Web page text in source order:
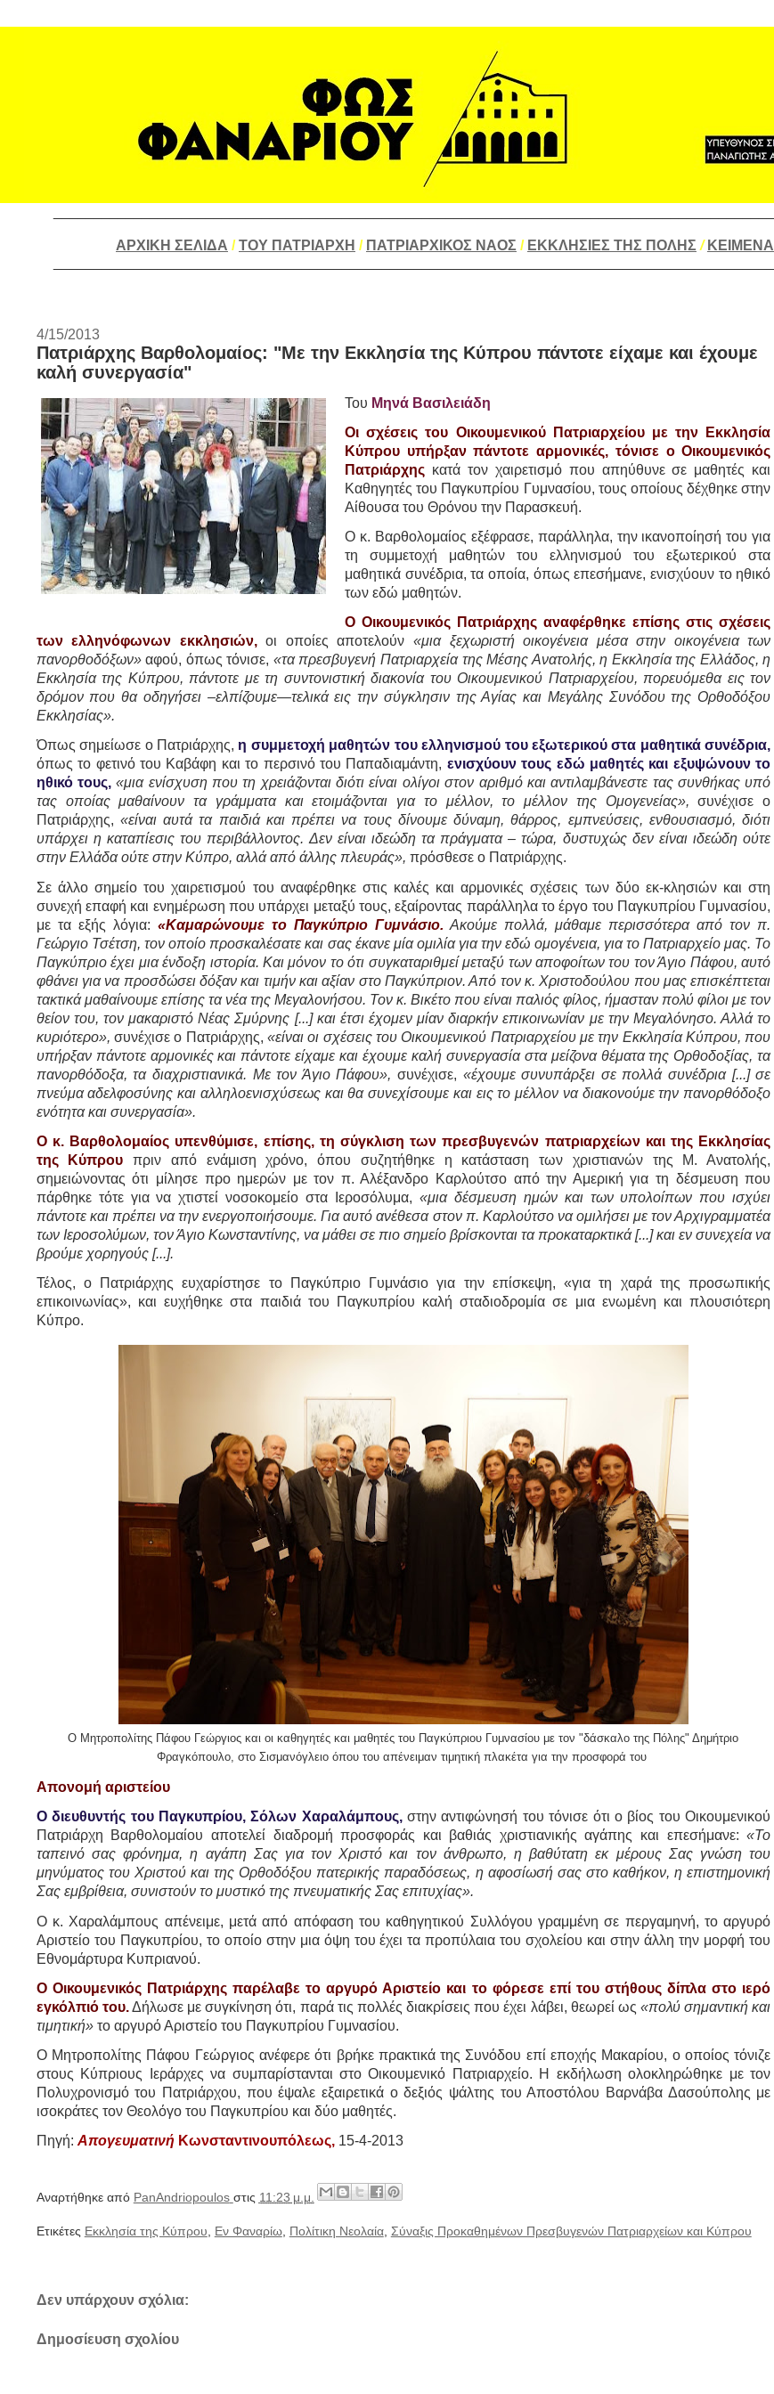
ΑΡΧΙΚΗ ΣΕΛΙΔΑ /ΤΟΥ ΠΑΤΡΙΑΡΧΗ / ΠΑΤΡΙΑΡΧΙΚΟΣ ΝΑΟΣ / ΕΚΚΛΗΣΙΕΣ ΤΗΣ ΠΟΛΗΣ /ΚΕΙΜΕΝΑ
4/15/2013
Πατριάρχης Βαρθολομαίος: "Με την Εκκλησία της Κύπρου πάντοτε είχαμε και έχουμε
καλή συνεργασία"
Του Μηνά Βασιλειάδη
Οι σχέσεις του Οικουμενικού Πατριαρχείου με την Εκκλησία
Κύπρου υπήρξαν πάντοτε αρμονικές, τόνισε ο Οικουμενικός
Πατριάρχης κατά τον χαιρετισμό που απηύθυνε σε μαθητές και
Καθηγητές του Παγκυπρίου Γυμνασίου, τους οποίους δέχθηκε στην
Αίθουσα του Θρόνου την Παρασκευή.
Ο κ. Βαρθολομαίος εξέφρασε, παράλληλα, την ικανοποίησή του για
τη συμμετοχή μαθητών του ελληνισμού του εξωτερικού στα
μαθητικά συνέδρια, τα οποία, όπως επεσήμανε, ενισχύουν το ηθικό
των εδώ μαθητών.
Ο Οικουμενικός Πατριάρχης αναφέρθηκε επίσης στις σχέσεις
των ελληνόφωνων εκκλησιών,οι οποίες αποτελούν «μια ξεχωριστή οικογένεια μέσα στην οικογένεια των
πανορθοδόξων»αφού, όπως τόνισε, «τα πρεσβυγενή Πατριαρχεία της Μέσης Ανατολής, η Εκκλησία της Ελλάδος, η
Εκκλησία της Κύπρου, πάντοτε με τη συντονιστική διακονία του Οικουμενικού Πατριαρχείου, πορευόμεθα εις τον
δρόμον που θα οδηγήσει –ελπίζουμε—τελικά εις την σύγκλησιν της Αγίας και Μεγάλης Συνόδου της Ορθοδόξου
Εκκλησίας».
Όπως σημείωσε ο Πατριάρχης, η συμμετοχή μαθητών του ελληνισμού του εξωτερικού στα μαθητικά συνέδρια,
όπως το φετινό του Καβάφη και το περσινό του Παπαδιαμάντη, ενισχύουν τους εδώ μαθητές και εξυψώνουν το
ηθικό τους,«μια ενίσχυση που τη χρειάζονται διότι είναι ολίγοι στον αριθμό και αντιλαμβάνεστε τας συνθήκας υπό
τας οποίας μαθαίνουν τα γράμματα και ετοιμάζονται για το μέλλον, το μέλλον της Ομογενείας», συνέχισε ο
Πατριάρχης, «είναι αυτά τα παιδιά και πρέπει να τους δίνουμε δύναμη, θάρρος, εμπνεύσεις, ενθουσιασμό, διότι
υπάρχει η καταπίεσις του περιβάλλοντος. Δεν είναι ιδεώδη τα πράγματα – τώρα, δυστυχώς δεν είναι ιδεώδη ούτε
στην Ελλάδα ούτε στην Κύπρο, αλλά από άλλης πλευράς», πρόσθεσε ο Πατριάρχης.
Σε άλλο σημείο του χαιρετισμού του αναφέρθηκε στις καλές και αρμονικές σχέσεις των δύο εκ-κλησιών και στη
συνεχή επαφή και ενημέρωση που υπάρχει μεταξύ τους, εξαίροντας παράλληλα το έργο του Παγκυπρίου Γυμνασίου,
με τα εξής λόγια: «Καμαρώνουμε το Παγκύπριο Γυμνάσιο.
Ακούμε πολλά, μάθαμε περισσότερα από τον π.
Γεώργιο Τσέτση, τον οποίο προσκαλέσατε και σας έκανε μία ομιλία για την εδώ ομογένεια, για το Πατριαρχείο μας. Το
Παγκύπριο έχει μια ένδοξη ιστορία. Και μόνον το ότι συγκαταριθμεί μεταξύ των αποφοίτων του τον Άγιο Πάφου, αυτό
φθάνει για να προσδώσει δόξαν και τιμήν και αξίαν στο Παγκύπριον. Από τον κ. Χριστοδούλου που μας επισκέπτεται
τακτικά μαθαίνουμε επίσης τα νέα της Μεγαλονήσου. Τον κ. Βικέτο που είναι παλιός φίλος, ήμασταν πολύ φίλοι με τον
θείον του, τον μακαριστό Νέας Σμύρνης [...] και έτσι έχομεν μίαν διαρκήν επικοινωνίαν με την Μεγαλόνησο. Αλλά το
κυριότερο», συνέχισε ο Πατριάρχης,«είναι οι σχέσεις του Οικουμενικού Πατριαρχείου με την Εκκλησία Κύπρου, που
υπήρξαν πάντοτε αρμονικές και πάντοτε είχαμε και έχουμε καλή συνεργασία στα μείζονα θέματα της Ορθοδοξίας, τα
πανορθόδοξα, τα διαχριστιανικά. Με τον Άγιο Πάφου», συνέχισε, «έχουμε συνυπάρξει σε πολλά συνέδρια [...] σε
πνεύμα αδελφοσύνης και αλληλοενισχύσεως και θα συνεχίσουμε και εις το μέλλον να διακονούμε την πανορθόδοξο
ενότητα και συνεργασία».
Ο κ. Βαρθολομαίος υπενθύμισε, επίσης, τη σύγκλιση των πρεσβυγενών πατριαρχείων και της Εκκλησίας
της Κύπρουπριν από ενάμιση χρόνο, όπου συζητήθηκε η κατάσταση των χριστιανών της Μ. Ανατολής,
σημειώνοντας ότι μίλησε προ ημερών με τον π. Αλέξανδρο Καρλούτσο από την Αμερική για τη δέσμευση που
πάρθηκε τότε για να χτιστεί νοσοκομείο στα Ιεροσόλυμα, «μια δέσμευση ημών και των υπολοίπων που ισχύει
πάντοτε και πρέπει να την ενεργοποιήσουμε. Για αυτό ανέθεσα στον π. Καρλούτσο να ομιλήσει με τον Αρχιγραμματέα
των Ιεροσολύμων, τον Άγιο Κωνσταντίνης, να μάθει σε πιο σημείο βρίσκονται τα προκαταρκτικά [...] και εν συνεχεία να
βρούμε χορηγούς [...].
Τέλος, ο Πατριάρχης ευχαρίστησε το Παγκύπριο Γυμνάσιο για την επίσκεψη, «για τη χαρά της προσωπικής
επικοινωνίας», και ευχήθηκε στα παιδιά του Παγκυπρίου καλή σταδιοδρομία σε μια ενωμένη και πλουσιότερη
Κύπρο.
Ο Μητροπολίτης Πάφου Γεώργιος και οι καθηγητές και μαθητές του Παγκύπριου Γυμνασίου με τον "δάσκαλο της Πόλης" Δημήτριο
Φραγκόπουλο, στο Σισμανόγλειο όπου του απένειμαν τιμητική πλακέτα για την προσφορά του
Απονομή αριστείου
Ο διευθυντής του Παγκυπρίου, Σόλων Χαραλάμπους,στην αντιφώνησή του τόνισε ότι ο βίος του Οικουμενικού
Πατριάρχη Βαρθολομαίου αποτελεί διαδρομή προσφοράς και βαθιάς χριστιανικής αγάπης και επεσήμανε:«Το
ταπεινό σας φρόνημα, η αγάπη Σας για τον Χριστό και τον άνθρωπο, η βαθύτατη εκ μέρους Σας γνώση του
μηνύματος του Χριστού και της Ορθοδόξου πατερικής παραδόσεως, η αφοσίωσή σας στο καθήκον, η επιστημονική
Σας εμβρίθεια, συνιστούν το μυστικό της πνευματικής Σας επιτυχίας».
Ο κ. Χαραλάμπους απένειμε, μετά από απόφαση του καθηγητικού Συλλόγου γραμμένη σε περγαμηνή, το αργυρό
Αριστείο του Παγκυπρίου, το οποίο στην μια όψη του έχει τα προπύλαια του σχολείου και στην άλλη την μορφή του
Εθνομάρτυρα Κυπριανού.
Ο Οικουμενικός Πατριάρχης παρέλαβε το αργυρό Αριστείο και το φόρεσε επί του στήθους δίπλα στο ιερό
εγκόλπιό του.Δήλωσε με συγκίνηση ότι, παρά τις πολλές διακρίσεις που έχει λάβει, θεωρεί ως «πολύ σημαντική και
τιμητική»το αργυρό Αριστείο του Παγκυπρίου Γυμνασίου.
Ο Μητροπολίτης Πάφου Γεώργιος ανέφερε ότι βρήκε πρακτικά της Συνόδου επί εποχής Μακαρίου, ο οποίος τόνιζε
στους Κύπριους Ιεράρχες να συμπαρίστανται στο Οικουμενικό Πατριαρχείο. Η εκδήλωση ολοκληρώθηκε με τον
Πολυχρονισμό του Πατριάρχου, που έψαλε εξαιρετικά ο δεξιός ψάλτης του Αποστόλου Βαρνάβα Δασούπολης με
ισοκράτες τον Θεολόγο του Παγκυπρίου και δύο μαθητές.
Πηγή: Απογευματινή Κωνσταντινουπόλεως, 15-4-2013
Αναρτήθηκε από PanAndriopoulos στις 11:23 μ.μ.
Ετικέτες Εκκλησία της Κύπρου Εν Φαναρίω, Πολίτικη Νεολαία, Σύναξις Προκαθημένων Πρεσβυγενών Πατριαρχείων και Κύπρου
Δεν υπάρχουν σχόλια:
Δημοσίευση σχολίου